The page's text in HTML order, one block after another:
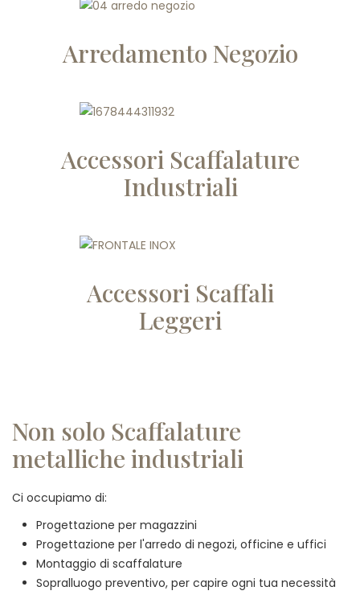
Arredamento Negozio
Accessori Scaffalature
Industriali
Accessori Scaffali
Leggeri
Non solo Scaffalature
metalliche industriali
Ci occupiamo di:
Progettazione per magazzini
Progettazione per l'arredo di negozi, officine e uffici
Montaggio di scaffalature
Sopralluogo preventivo, per capire ogni tua necessità